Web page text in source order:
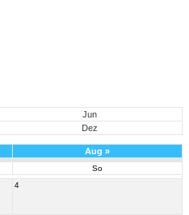
Jun
Dez
Aug »
So
4